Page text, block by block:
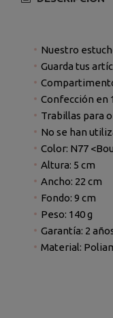
Nuestro
Guarda tus
Confección en
Trabillas para
No se han
Color: N77
Altura: 5 cm
Ancho: 22 cm
Fondo: 9 cm
Peso: 140 g
Garantía: 2
Material: